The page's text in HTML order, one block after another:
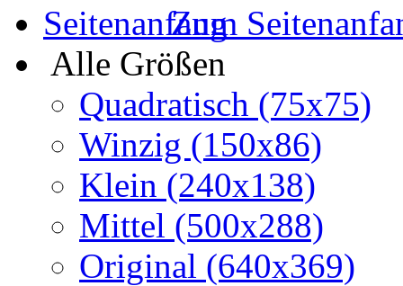
Zum
Alle Größen
Quadratisch (75x75)
Winzig (150x86)
Klein (240x138)
Mittel (500x288)
Original (640x369)